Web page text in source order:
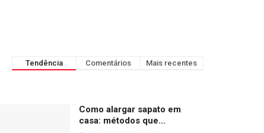
Tendência Comentários Mais recentes
Como alargar sapato em
casa: métodos que